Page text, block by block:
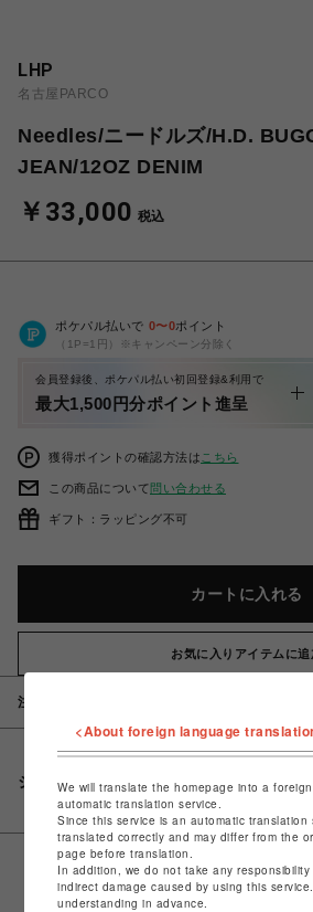
LHP
名古屋PARCO
Needles/ニードルズ/H.D.
JEAN/12OZ DENIM
￥33,000 税込
ポケパル払いで 0〜0ポイント
（1P=1円）※キャンペーン分除く
会員登録後、ポケパル払い初回登録&利用で
最大1,500円分ポイント進呈
獲得ポイントの確認方法は こちら
この商品について問い合わせる
ギフト：ラッピング不可
カートに入れる
お気に入りアイテムに追
注意事項
シェアする
<About foreign language
We will translate the homepage into a
automatic translation service.
Since this service is an automatic translation
translated correctly and may differ from the
page before translation.
In addition, we do not take any
indirect damage caused by using this
understanding in advance.